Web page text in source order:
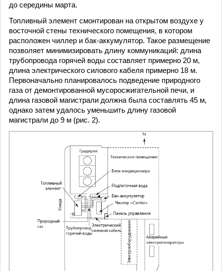
до середины марта.
Топливный элемент смонтирован на открытом воздухе у
восточной стены технического помещения, в котором
расположен чиллер и бак-аккумулятор. Такое размещение
позволяет минимизировать длину коммуникаций: длина
трубопровода горячей воды составляет примерно 20 м,
длина электрического силового кабеля примерно 18 м.
Первоначально планировалось подведение природного
газа от демонтированной мусоросжигательной печи, и
длина газовой магистрали должна была составлять 45 м,
однако затем удалось уменьшить длину газовой
магистрали до 9 м (рис. 2).